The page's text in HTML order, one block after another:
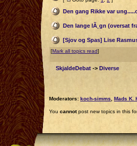
Den gang Rikke var
Den lange lÃ¸gn (oversat
[Sjov og Spas] Lise
[Mark all topics read]
SkjaldeDebat -> Diverse
Moderators: koch-simms Mads K.
You cannotpost new topics in this